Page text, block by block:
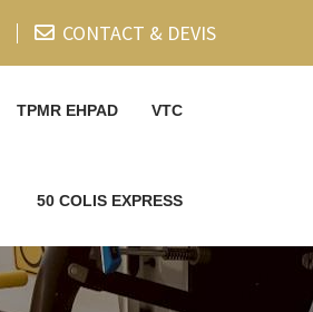
CONTACT & DEVIS
TPMR EHPAD VTC
50 COLIS EXPRESS